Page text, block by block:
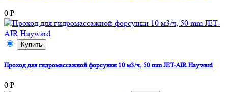
0 ₽
Купить
Проход для гидромассажной форсунки 10 м3/ч, 50 mm JET-AIR Hayward
0 ₽